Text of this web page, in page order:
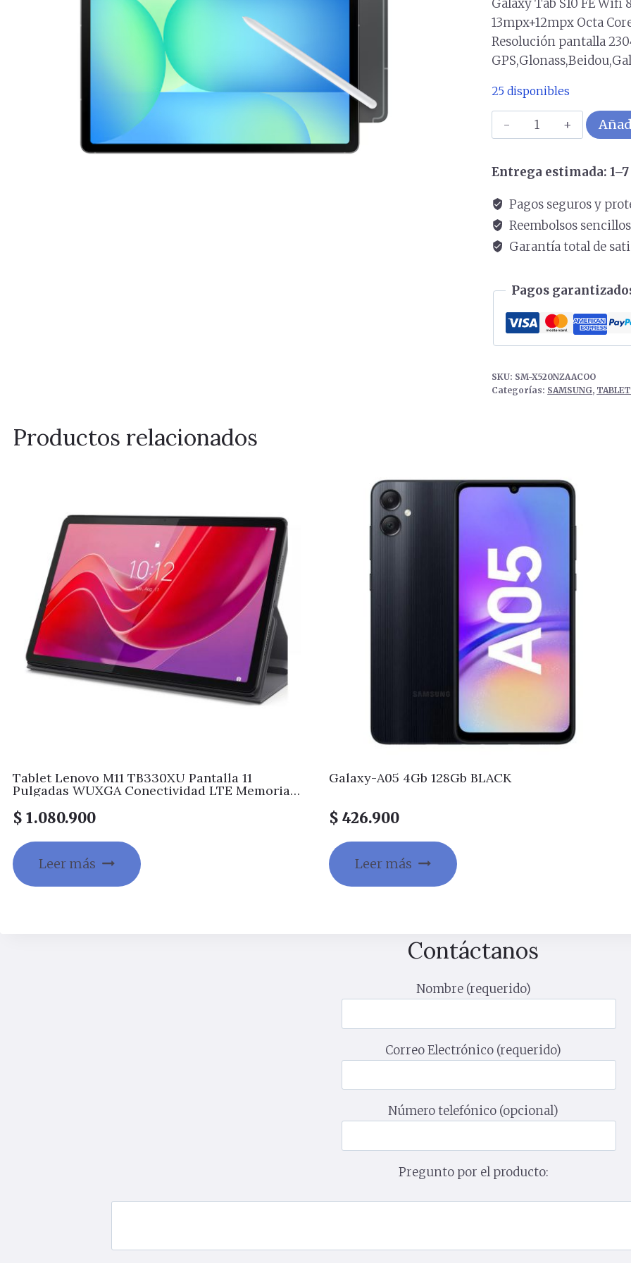
Galaxy Tab S10 FE Wifi
13mpx+12mpx Octa
Resolución pantalla
25 disponibles
Galaxy
Tab
FE
8gb/128gb
10.9
Gris
Entrega estimada:
Pagos seguros y
Reembolsos sencillos
Garantía total de
Pagos
SKU: SM-X520NZAACOO
Categorías: SAMSUNG,
Productos relacionados
Tablet Lenovo M11 TB330XU Pantalla 11
Pulgadas WUXGA Conectividad LTE Memoria
Incluye Folio Case + Lenovo Tab Pen Plus
$ 1.080.900
Leer más
Galaxy-A05 4Gb 128Gb BLACK
$ 426.900
Leer más
Contáctanos
Nombre (requerido)
Correo Electrónico (requerido)
Número telefónico (opcional)
Pregunto por el producto: